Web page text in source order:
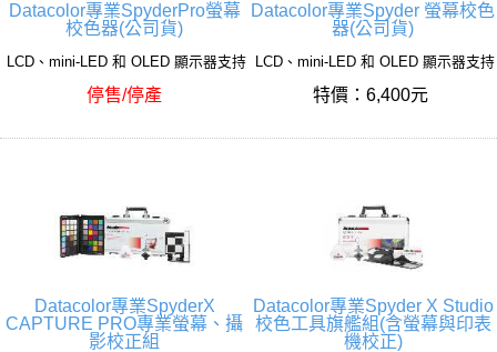
Datacolor專業SpyderPro螢幕
校色器(公司貨)
LCD、mini-LED 和 OLED 顯示器支持
停售/停產
Datacolor專業Spyder 螢幕校色
器(公司貨)
LCD、mini-LED 和 OLED 顯示器支持
特價：6,400元
Datacolor專業SpyderX
CAPTURE PRO專業螢幕、攝
影校正組
Datacolor專業Spyder X Studio
校色工具旗艦組(含螢幕與印表
機校正)